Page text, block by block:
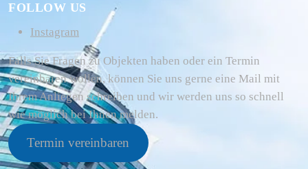
FOLLOW US
Instagram
Falls Sie Fragen zu Objekten haben oder ein Termin
vereinbaren wollen, können Sie uns gerne eine Mail mit
Ihrem Anliegen schreiben und wir werden uns so schnell
wie möglich bei Ihnen melden.
Termin vereinbaren